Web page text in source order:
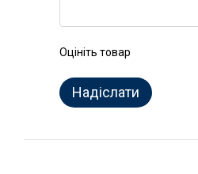
Оцініть товар
Надіслати